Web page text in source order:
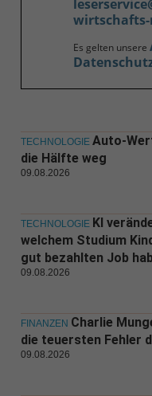
Es gelten unsere
TECHNOLOGIE Auto-
die Hälfte weg
09.08.2026
TECHNOLOGIE KI
welchem Studium
gut bezahlten Job
09.08.2026
FINANZEN Charlie
die teuersten Fehler
09.08.2026